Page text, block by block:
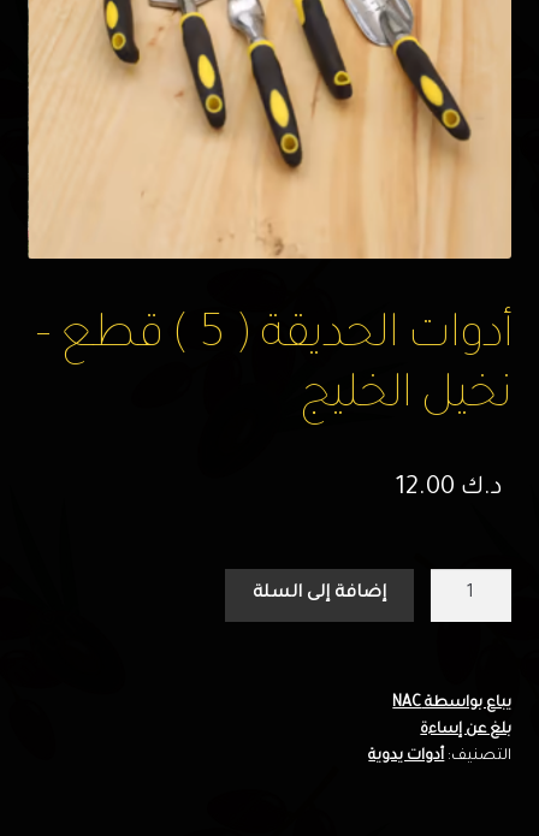
أدوات الحديقة ( 5 ) قطع –
نخيل الخليج
د.ك
5
)
قطع
إضافة إلى السلة
يباع بواسطة NAC
بلغ عن إساءة
التصنيف:أدوات يدوية